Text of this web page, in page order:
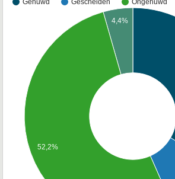
Gehuwd Gescheiden Ongehuwd
4,4%
52,2%